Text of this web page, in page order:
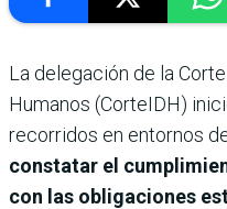
La delegación de la
Humanos (CorteIDH)
recorridos en entornos
constatar el
con las obligaciones